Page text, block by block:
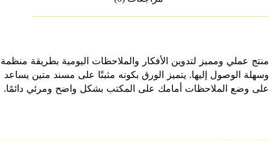
منتج عملي ومميز لتدوين الأفكار والملاحظات اليومية بطريقة منظمة
وسهلة الوصول إليها. يتميز الورق بكونه مثبتًا على مسند متين يساعد
على وضع الملاحظات أمامك على المكتب بشكل واضح ومرئي دائمًا.